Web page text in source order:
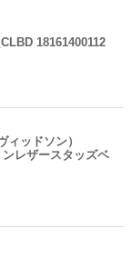
18161400112
ッドソン）
レザースタッズベ